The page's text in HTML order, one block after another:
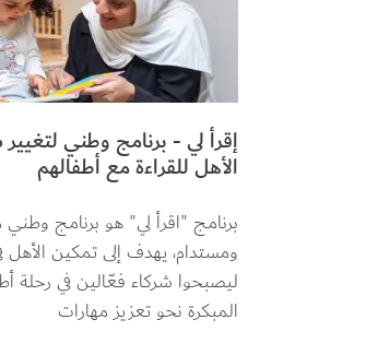
إقرأ لي - برنامج وطني
الأهل للقراءة مع أطفالهم
برنامج "اقرأ لي" هو برنامج وطني
ومستدام، يهدف إلى تمكين الأهل
ليصبحوا شركاء فعّالين في رحلة
المبكرة نحو تعزيز مهارات